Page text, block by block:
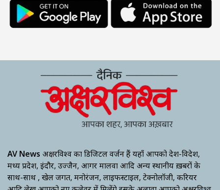
AV News अक्षरविश्व का डिजिटल वर्जन हैं यहाँ आपको देश-विदेश,
मध्य प्रदेश, इंदौर, उज्जैन, आगर मालवा आदि अन्य स्थानीय ख़बरों के
साथ-साथ , खेल जगत, मनोरंजन, लाइफस्टाइल, टेक्नोलॉजी, करियर